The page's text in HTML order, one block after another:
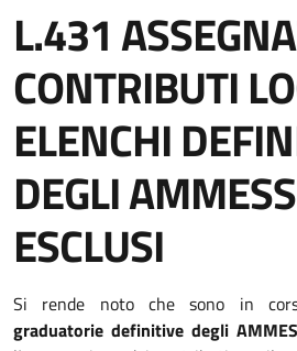
L.431
CONTRIBUTI
ELENCHI
DEGLI
ESCLUSI
Dettagli della
Si rende noto che sono in
graduatorie definitive degli